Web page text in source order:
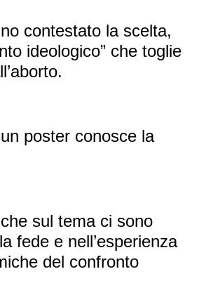
contestato la scelta,
ideologico” che toglie
poster conosce la
sul tema ci sono
fede e nell’esperienza
del confronto